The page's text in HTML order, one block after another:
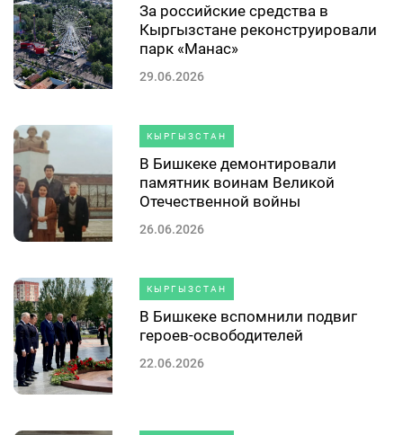
За российские средства в
Кыргызстане реконструировали
парк «Манас»
29.06.2026
КЫРГЫЗСТАН
В Бишкеке демонтировали
памятник воинам Великой
Отечественной войны
26.06.2026
КЫРГЫЗСТАН
В Бишкеке вспомнили подвиг
героев-освободителей
22.06.2026